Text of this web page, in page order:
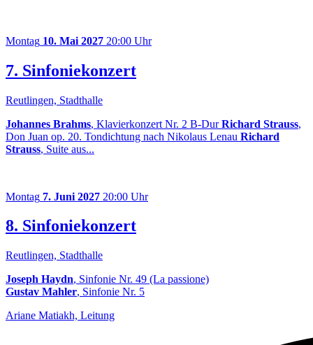
Montag 10. Mai 2027 20:00 Uhr
7. Sinfoniekonzert
Reutlingen, Stadthalle
Johannes Brahms, Klavierkonzert Nr. 2 B-DurRichard Strauss,
Don Juan op. 20. Tondichtung nach Nikolaus Lenau Richard
Strauss, Suite aus...
Montag 7. Juni 2027 20:00 Uhr
8. Sinfoniekonzert
Reutlingen, Stadthalle
Joseph Haydn, Sinfonie Nr. 49 (La passione)
Gustav Mahler, Sinfonie Nr. 5
Ariane Matiakh, Leitung